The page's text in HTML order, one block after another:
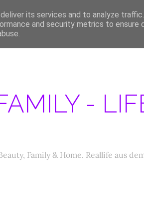
MEDIA DATEN ABOUT
-
Family & Home. Reallife aus
its services and to analyze
and security metrics to ensure